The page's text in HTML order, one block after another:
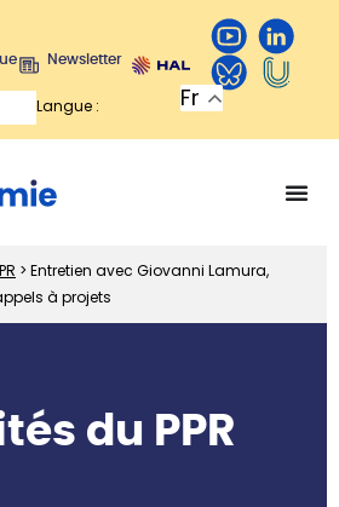
Newsletter
Langue : Fr
> Entretien avec Giovanni Lamura,
à projets
du PPR